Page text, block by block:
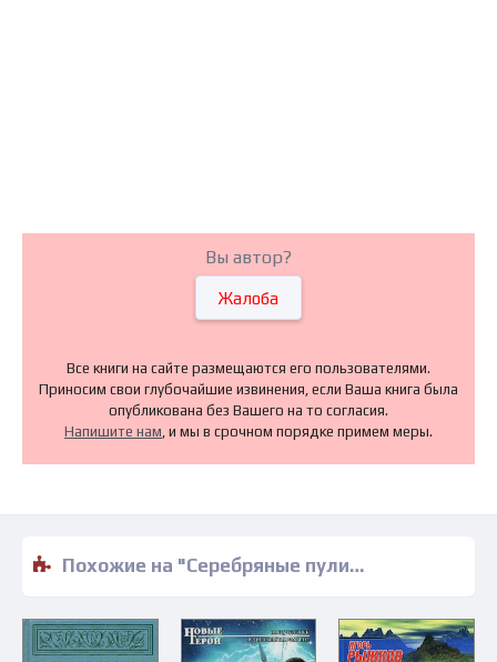
Вы автор?
Жалоба
Все книги на сайте размещаются его пользователями.
Приносим свои глубочайшие извинения, если Ваша книга была
опубликована без Вашего на то согласия.
Напишите нам , и мы в срочном порядке примем меры.
Похожие на "Серебряные пули с урановым сердечником - Андрей Уланов" книги читать бесплатно полные версии